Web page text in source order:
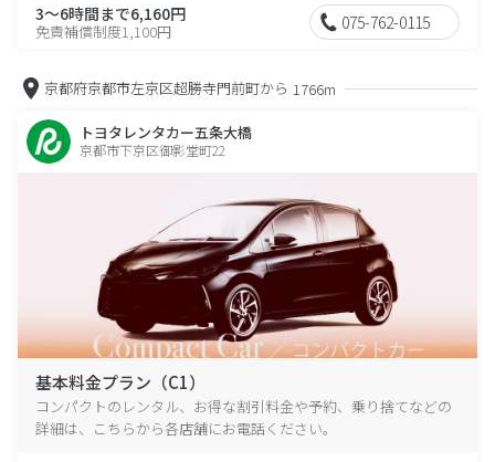
3～6時間まで6,160円
免責補償制度1,100円 075-762-0115
京都府京都市左京区超勝寺門前町から 1766m
トヨタレンタカー五条大橋
京都市下京区御影堂町22
基本料金プラン（C1）
コンパクトのレンタル、お得な割引料金や予約、乗り捨てなどの
詳細は、こちらから各店舗にお電話ください。